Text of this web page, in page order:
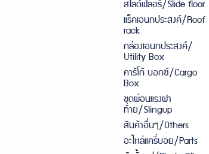
สไลด์ฟลอร์/Slide floor
แร็คเอนกประสงค์/Roof
rack
กล่องเอนกประสงค์/
Utility Box
คาร์โก้ บอกซ์/Cargo
Box
ชุดผ่อนแรงฝา
ท้าย/Slingup
สินค้าอื่นๆ/Others
อะไหล่แครี่บอย/Parts